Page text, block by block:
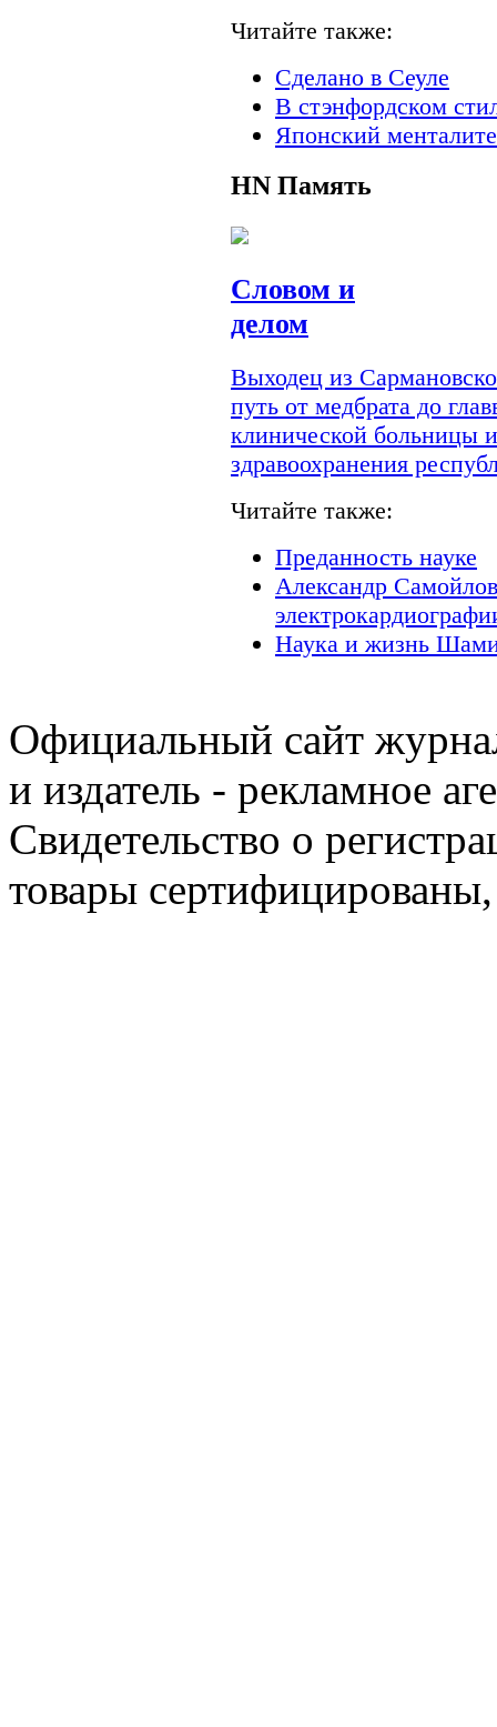
Читайте также:
Сделано в Сеуле
В стэнфордском
Японский
HN Память
Словом и
делом
Выходец из
путь от медбрата до
клинической больницы
здравоохранения
Читайте также:
Преданность науке
Александр
Наука и жизнь
Официальный сайт
и издатель - рекламное
Свидетельство о
товары